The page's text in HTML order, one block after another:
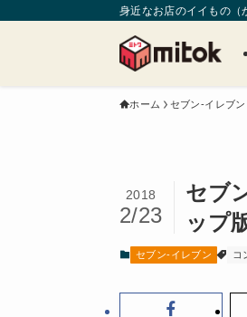
身近なお店のイイもの（
ホーム セブン-イレブン
セブ
ップ
2018
2/23
セブン-イレブン コ